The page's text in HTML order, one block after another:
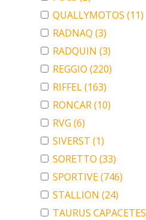
QUALLYMOTOS (11)
RADNAQ (3)
RADQUIN (3)
REGGIO (220)
RIFFEL(163)
RONCAR(10)
RVG (6)
SIVERST (1)
SORETTO (33)
SPORTIVE(746)
STALLION (24)
TAURUS CAPACETES